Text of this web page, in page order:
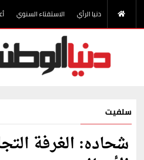
دنيا الرأي الاستفتاء السنوي
سلفيت
شحاده: الغرفة